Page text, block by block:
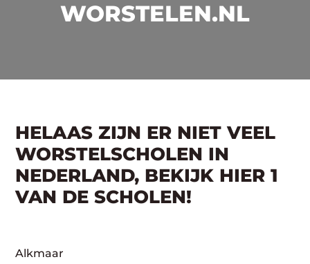
WORSTELEN.NL
HELAAS ZIJN ER NIET VEEL
WORSTELSCHOLEN IN
NEDERLAND, BEKIJK HIER 1
VAN DE SCHOLEN!
Alkmaar